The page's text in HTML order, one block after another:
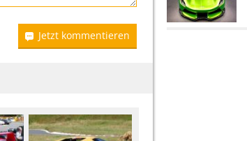
Jetzt kommentieren